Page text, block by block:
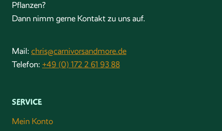
Pflanzen?
Dann nimm gerne Kontakt zu uns auf.
Mail: chris@carnivorsandmore.de
Telefon: +49 (0) 172 2 61 93 88
SERVICE
Mein Konto